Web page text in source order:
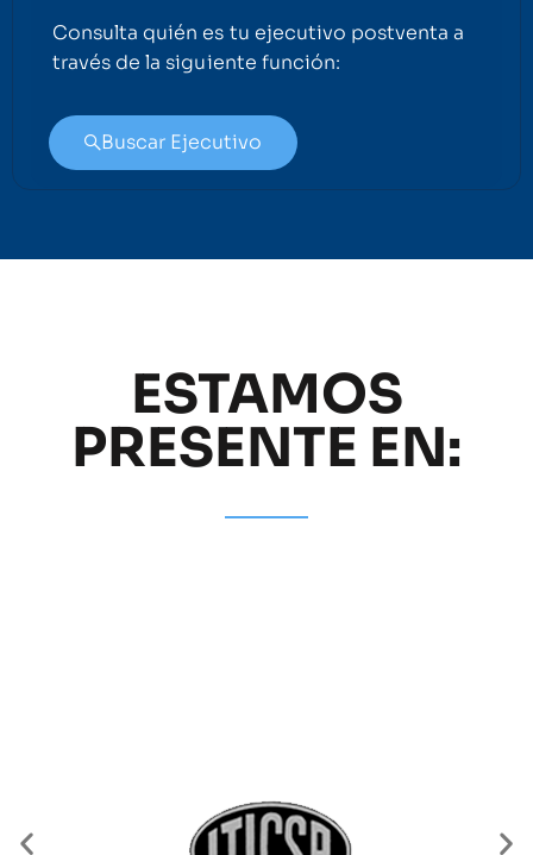
Consulta quién es tu ejecutivo postventa a
través de la siguiente función:
Buscar Ejecutivo
ESTAMOS
PRESENTE EN: